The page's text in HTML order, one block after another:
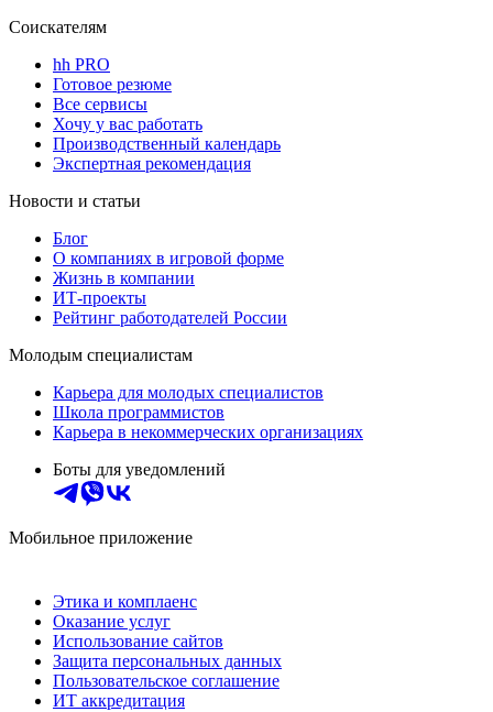
Соискателям
hh PRO
Готовое резюме
Все сервисы
Хочу у вас работать
Производственный календарь
Экспертная рекомендация
Новости и статьи
Блог
О компаниях в игровой форме
Жизнь в компании
ИТ-проекты
Рейтинг работодателей России
Молодым специалистам
Карьера для молодых специалистов
Школа программистов
Карьера в некоммерческих организациях
Боты для уведомлений
Мобильное приложение
Этика и комплаенс
Оказание услуг
Использование сайтов
Защита персональных данных
Пользовательское соглашение
ИТ аккредитация